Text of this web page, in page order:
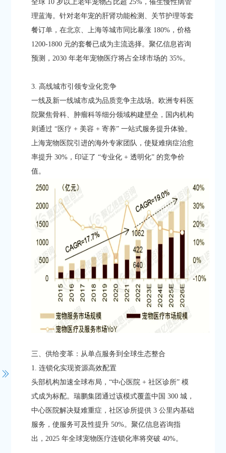
全球 10 岁以上老年宠物占比超 25%，催生慢性病管
理蓝海。针对老年宠的肝肾功能检测、关节护理等套
餐订单，在北京、上海等城市同比暴涨 180%，价格
1200-1800 元的套餐已成为主流选择。聚亿信息咨询
预测，2030 年老年宠物医疗将占全球市场的 35%。​
3. 高线城市引领专业化竞争​
一线及新一线城市成为品质竞争主战场。欧洲专科医
院聚焦骨科、肿瘤科等细分领域构建壁垒，国内机构
则通过 “医疗 + 美容 + 寄养” 一站式服务提升体验。
上海宠物医院引进的海外专家团队，使疑难病症治愈
率提升 30%，印证了 “专业化 + 透明化” 的竞争价
值。​
三、供给变革：从单点服务到全球生态整合​
1. 连锁化实现资源高效配置​
头部机构加速全球布局，“中心医院 + 社区诊所” 模
式成为标配。瑞鹏集团通过该模式覆盖中国 300 城，
中心医院解决疑难重症，社区诊所提供 3 公里内基础
服务，使服务可及性提升 50%。聚亿信息咨询指
出，2025 年全球宠物医疗连锁化率将突破 40%。​